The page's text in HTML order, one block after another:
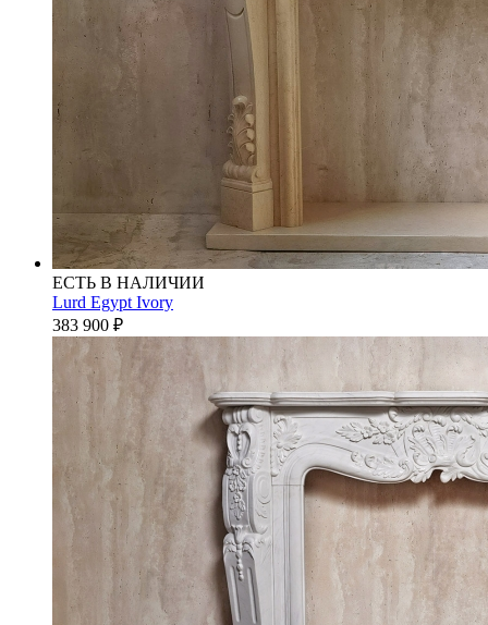
ЕСТЬ В НАЛИЧИИ
Lurd Egypt Ivory
383 900 ₽